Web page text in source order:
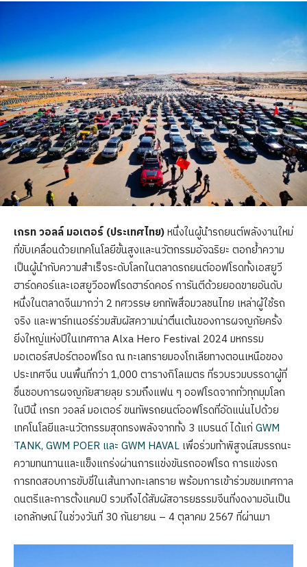
เกรท วอลล์ มอเตอร์ (ประเทศไทย)หนึ่งในผู้นำรถยนต์พลังงานใหม่
ที่ขับเคลื่อนด้วยเทคโนโลยีขั้นสูงและนวัตกรรมอัจฉริยะ ตอกย้ำความ
เป็นผู้นำกับความสำเร็จระดับโลกในตลาดรถยนต์ออฟโรดทั้งเอสยูวี
ฮาร์ดคอร์และเอสยูวีออฟโรดฮาร์ดคอร์ การันตีด้วยยอดขายอันดับ
หนึ่งในตลาดจีนมากว่า 2 ทศวรรษ ยกทัพสื่อมวลชนไทย เหล่าผู้ใช้รถ
จริง และพาร์ทเนอร์ร่วมสัมผัสความน่าตื่นเต้นของการผจญภัยครั้ง
ยิ่งใหญ่แห่งปีในเทศกาล Alxa Hero Festival 2024 มหกรรม
มอเตอร์สปอร์ตออฟโรด ณ ทะเลทรายมองโกเลียทางตอนเหนือของ
ประเทศจีน บนพื้นที่กว่า 1,000 ตารางกิโลเมตร ที่รวบรวมบรรดาผู้ที่
ชื่นชอบการผจญภัยสายลุย รวมถึงแฟน ๆ ออฟโรดจากทั่วทุกมุมโลก
ในปีนี้ เกรท วอลล์ มอเตอร์ ขนทัพรถยนต์ออฟโรดที่อัดแน่นไปด้วย
เทคโนโลยีและนวัตกรรมสุดทรงพลังจากทั้ง 3 แบรนด์ ได้แก่ GWM
TANK, GWM POER และ GWM HAVAL เพื่อร่วมท้าพิสูจน์สมรรถนะ
ความทนทานและแข็งแกร่งผ่านการแข่งขันรถออฟโรด การแข่งรถ
การทดสอบการขับขี่ในเส้นทางทะเลทราย พร้อมการเข้าร่วมชมเทศกาล
ดนตรีและการตั้งแคมป์ รวมถึงได้สัมผัสอารยธรรมจีนที่งดงามอันเป็น
เอกลักษณ์ ในช่วงวันที่ 30 กันยายน – 4 ตุลาคม 2567 ที่ผ่านมา